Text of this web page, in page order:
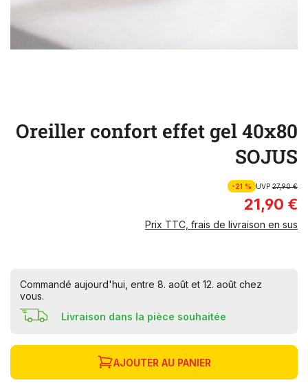
Oreiller confort effet gel 40x80
SOJUS
-21 % UVP27,90 €
21,90 €
Prix TTC, frais de livraison en sus
Commandé aujourd'hui, entre 8. août et 12. août chez
vous.
Livraison dans la pièce souhaitée
AJOUTER AU PANIER